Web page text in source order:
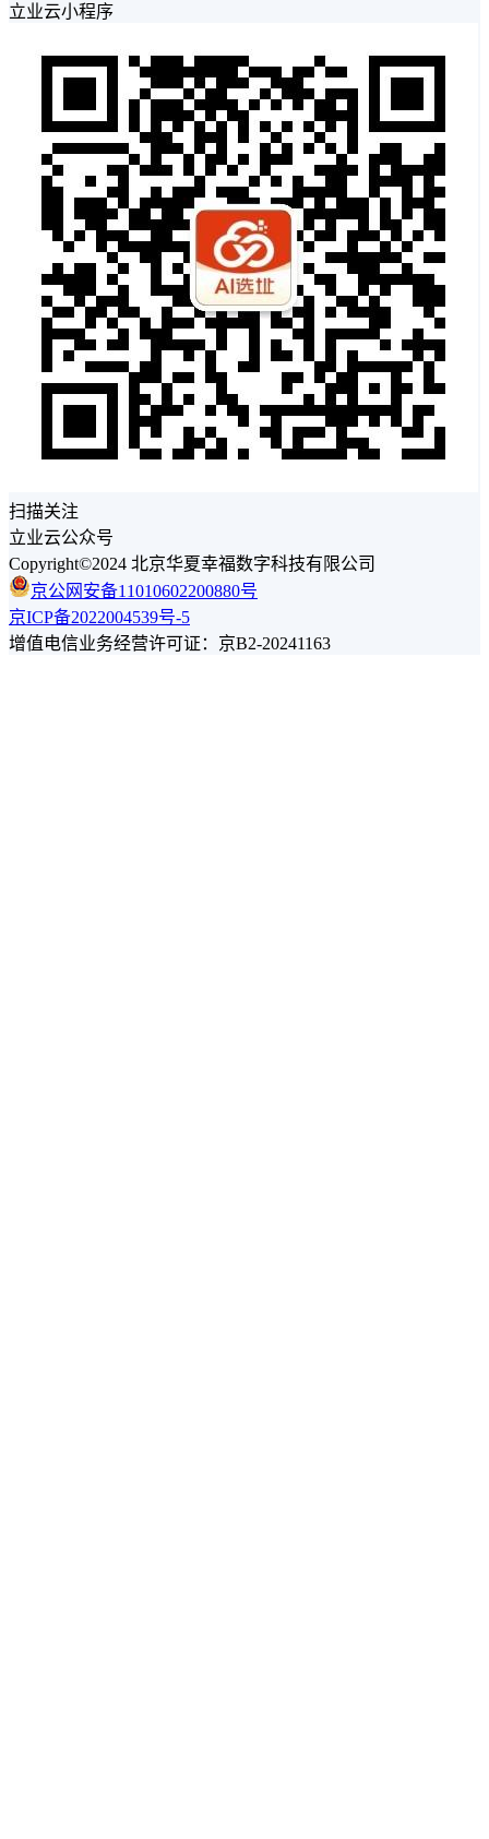
立业云小程序
扫描关注
立业云公众号
Copyright©2024 北京华夏幸福数字科技有限公司
京公网安备11010602200880号
京ICP备2022004539号-5
增值电信业务经营许可证：京B2-20241163